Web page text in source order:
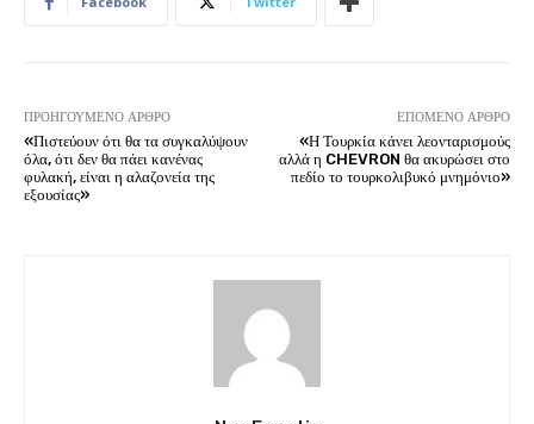
ΠΡΟΗΓΟΎΜΕΝΟ ΆΡΘΡΟ
«Πιστεύουν ότι θα τα συγκαλύψουν
όλα, ότι δεν θα πάει κανένας
φυλακή, είναι η αλαζονεία της
εξουσίας»
ΕΠΌΜΕΝΟ ΆΡΘΡΟ
«Η Τουρκία κάνει λεονταρισμούς
αλλά η CHEVRON θα ακυρώσει στο
πεδίο το τουρκολιβυκό μνημόνιο»